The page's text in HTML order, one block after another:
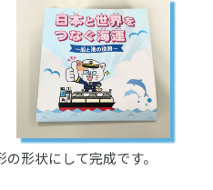
形状にして完成です。